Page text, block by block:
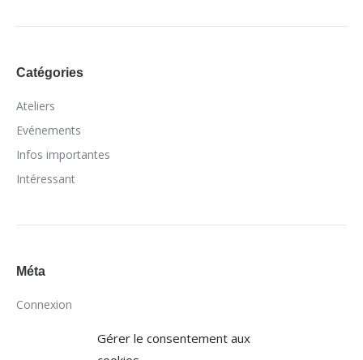
Gérer le consentement aux
Catégories
Ateliers
Evénements
Infos importantes
Intéressant
Méta
Connexion
Flux des commentaires